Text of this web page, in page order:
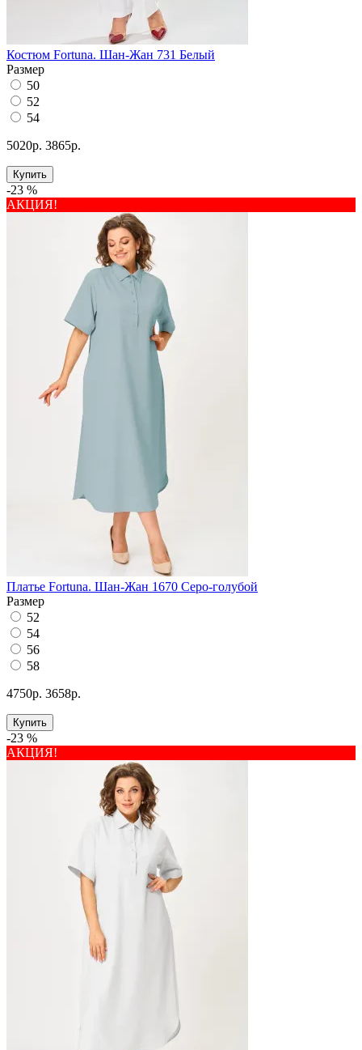
Костюм Fortuna. Шан-Жан 731 Белый
Размер
50
52
54
5020р. 3865р.
Купить
-23 %
АКЦИЯ!
Платье Fortuna. Шан-Жан 1670 Серо-голубой
Размер
52
54
56
58
4750р. 3658р.
Купить
-23 %
АКЦИЯ!